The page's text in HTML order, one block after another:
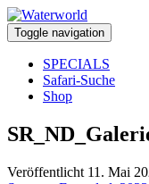
Toggle navigation
SPECIALS
Safari-Suche
Shop
Veröffentlicht 11. Mai